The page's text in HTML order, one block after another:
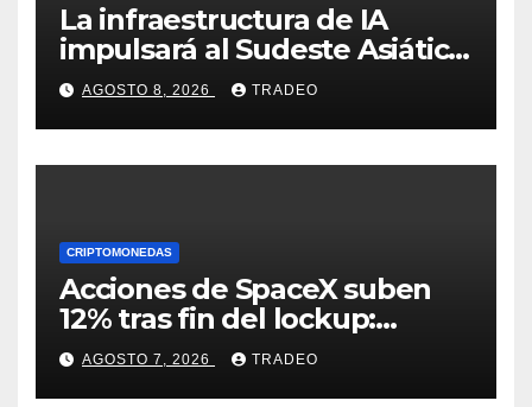
La infraestructura de IA
impulsará al Sudeste Asiático,
destaca United Overseas
Bank
AGOSTO 8, 2026 TRADEO
CRIPTOMONEDAS
Acciones de SpaceX suben
12% tras fin del lockup:
¿Hasta dónde podrían llegar
en agosto?
AGOSTO 7, 2026 TRADEO